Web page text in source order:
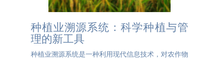
种植业溯源系统：科学种植与管
理的新工具
种植业溯源系统是一种利用现代信息技术，对农作物